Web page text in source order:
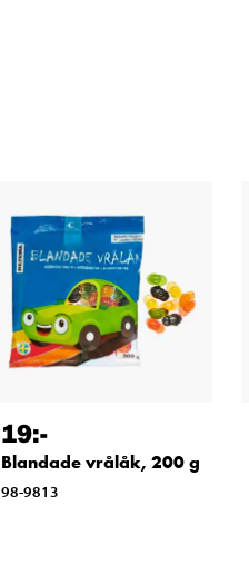
19:-
Blandade vrålåk, 200 g
98-9813